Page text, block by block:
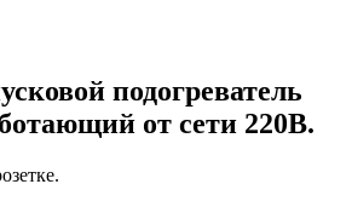
подогреватель
от сети 220В.